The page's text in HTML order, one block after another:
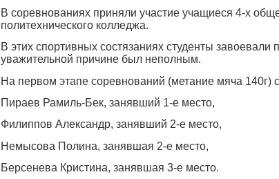
В соревнованиях приняли участие учащиеся 4-х
политехнического колледжа.
В этих спортивных состязаниях студенты завоевали
уважительной причине был неполным.
На первом этапе соревнований (метание мяча 140г)
Пираев Рамиль-Бек, занявший 1-е место,
Филиппов Александр, занявший 2-е место,
Немысова Полина, занявшая 2-е место,
Берсенева Кристина, занявшая 3-е место.